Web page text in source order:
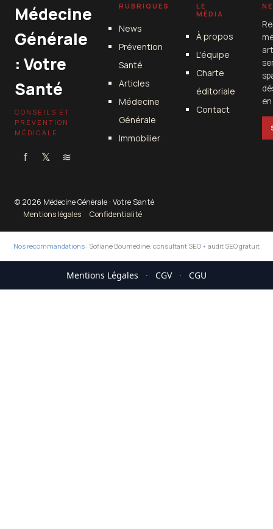
Médecine
Générale
: Votre
Santé
CONSEILS ET
PRÉVENTION
MÉDICALE
f 𝕏 ≋
RUBRIQUES
News
Prévention
Santé
Articles
Médecine
Générale
Immobilier
LE
MÉDIA
À propos
L'équipe
Charte
éditoriale
Contact
© 2026 Médecine Générale : Votre Santé
Mentions légales
Confidentialité
Nos recommandations : Sofiane Boumedine, consultant SEO • audit SEO gratuit
Mentions Légales · CGV · CGU